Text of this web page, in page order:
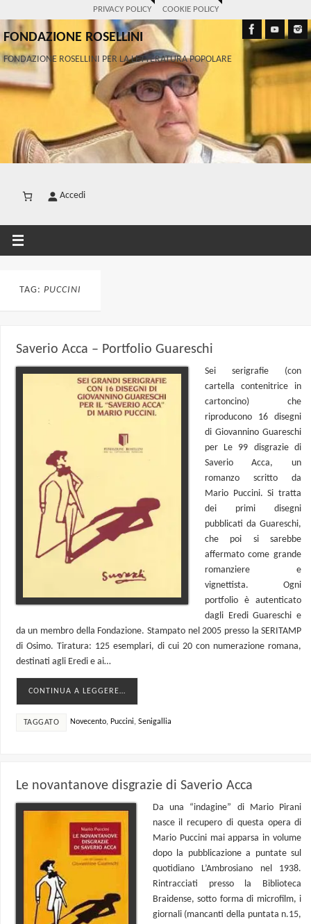
PRIVACY POLICY COOKIE POLICY
FONDAZIONE ROSELLINI
FONDAZIONE ROSELLINI PER LA LETTERATURA POPOLARE
Accedi
TAG: PUCCINI
Saverio Acca – Portfolio Guareschi
Sei serigrafie (con
cartella contenitrice in
cartoncino) che
riproducono 16 disegni
di Giovannino Guareschi
per Le 99 disgrazie di
Saverio Acca, un
romanzo scritto da
Mario Puccini. Si tratta
dei primi disegni
pubblicati da Guareschi,
che poi si sarebbe
affermato come grande
romanziere e
vignettista. Ogni
portfolio è autenticato
dagli Eredi Guareschi e
da un membro della Fondazione. Stampato nel 2005 presso la SERITAMP
di Osimo. Tiratura: 125 esemplari, di cui 20 con numerazione romana,
destinati agli Eredi e ai…
CONTINUA A LEGGERE…
TAGGATO Novecento,Puccini,Senigallia
Le novantanove disgrazie di Saverio Acca
Da una “indagine” di Mario Pirani
nasce il recupero di questa opera di
Mario Puccini mai apparsa in volume
dopo la pubblicazione a puntate sul
quotidiano L’Ambrosiano nel 1938.
Rintracciati presso la Biblioteca
Braidense, sotto forma di microfilm, i
giornali (mancanti della puntata n.15,